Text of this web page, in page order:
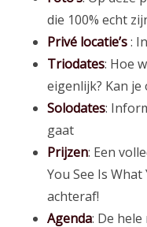
die 100% echt
Privé locatie’s:
Triodates: Hoe
eigenlijk? Kan je
Solodates:
gaat
Prijzen: Een
You See Is
achteraf!
Agenda: De